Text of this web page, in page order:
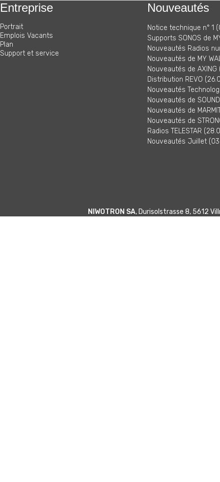
Entreprise
Portrait
Emplois Vacants
Plan
Support et service
Nouveautés
Notice technique n° 1
Supports SONOS de
Nouveautés Radios
Nouveautés de MY
Nouveautés de AXING
Distribution REVO
Nouveautés
Nouveautés de
Nouveautés de
Nouveautés de
Radios TELESTAR
Nouveautés Juillet
NIWOTRON SA, Durisolstrasse 8, 5612